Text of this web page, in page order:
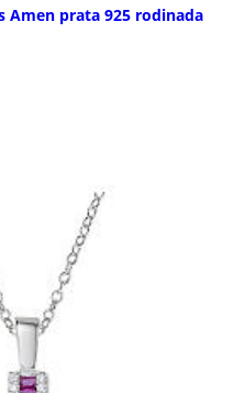
Amen prata 925 rodinada